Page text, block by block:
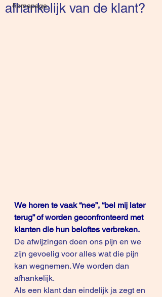
homepage
afhankelijk van de klant?
We horen te vaak “nee”, “bel mij later
terug” of worden geconfronteerd met
klanten die hun beloftes verbreken.
De afwijzingen doen ons pijn en we
zijn gevoelig voor alles wat die pijn
kan wegnemen. We worden dan
afhankelijk.
Als een klant dan eindelijk ja zegt en